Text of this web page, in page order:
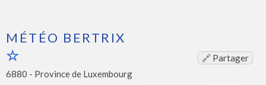
MÉTÉO BERTRIX
🔗 Partager
6880 - Province de Luxembourg